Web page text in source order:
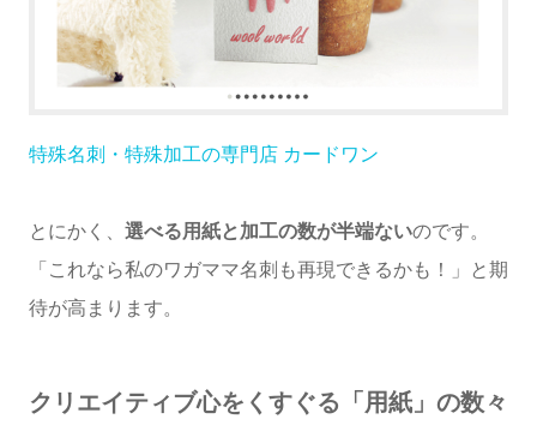
特殊名刺・特殊加工の専門店 カードワン
とにかく、 選べる用紙と加工の数が半端ないのです。
「これなら私のワガママ名刺も再現できるかも！」と期
待が高まります。
クリエイティブ心をくすぐる「用紙」の数々